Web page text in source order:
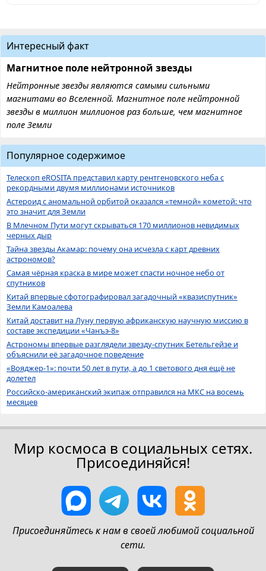
Интересный факт
Магнитное поле нейтронной звезды
Нейтронные звезды являются самыми сильными
магнитами во Вселенной. Магнитное поле нейтронной
звезды в миллион миллионов раз больше, чем магнитное
поле Земли
Популярное содержимое
Телескоп eROSITA представил карту рентгеновского неба с
рекордными двумя миллионами источников
Астероид с аномальной орбитой оказался «темной» кометой: что
это значит для Земли
В Млечном Пути могут скрываться 170 миллионов невидимых
черных дыр
Тайна звезды Акамар: почему она исчезла с карт древних
астрономов?
Самая чёрная краска в мире может спасти ночное небо от
спутников
Китай впервые сфотографировал загадочный «квазиспутник»
Земли Камоалева
Китай доставит на Луну первую африканскую научную миссию в
составе экспедиции «Чанъэ-8»
Астрономы впервые разглядели звезду-спутник Бетельгейзе и
объяснили её загадочное поведение
«Вояджер-1»: почти 50 лет в пути, а до 1 светового дня ещё не
долетел
Российско-американский экипаж отправился на МКС на восемь
месяцев
Мир космоса в социальных сетях.
Присоединяйся!
Присоединяйтесь к нам в своей любимой социальной
сети.